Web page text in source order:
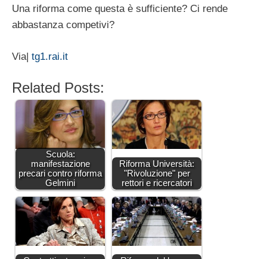
Una riforma come questa è sufficiente? Ci rende
abbastanza competivi?
Via| tg1.rai.it
Related Posts:
Scuola:
manifestazione
precari contro riforma
Gelmini
Riforma Università:
"Rivoluzione" per
rettori e ricercatori